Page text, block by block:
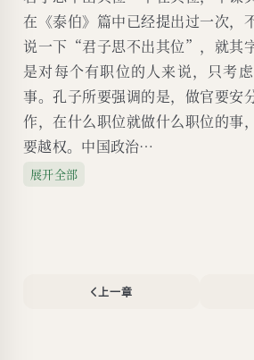
在《泰伯》篇中已经提出过一次，
说一下“君子思不出其位”，就其
是对每个有职位的人来说，只考
事。孔子所要强调的是，做官要安
作，在什么职位就做什么职位的事
要越权。中国政治…
展开全部
上一章